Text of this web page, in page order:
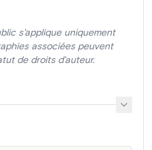
s'applique uniquement
associées peuvent
de droits d'auteur.